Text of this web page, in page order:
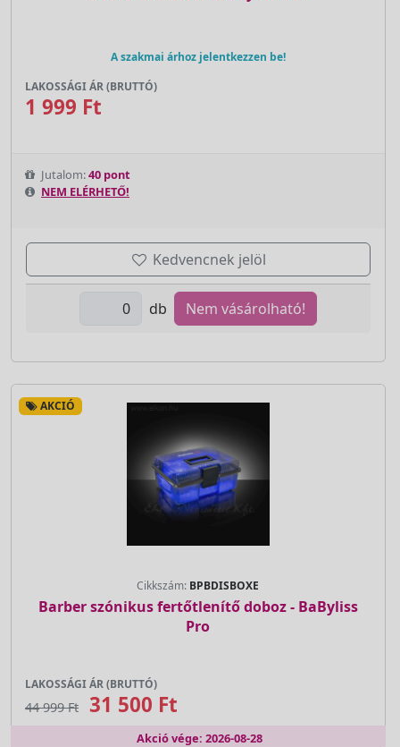
A szakmai árhoz jelentkezzen be!
LAKOSSÁGI ÁR (BRUTTÓ)
1 999 Ft
Jutalom:40 pont
NEM ELÉRHETŐ!
Kedvencnek jelöl
db Nem vásárolható!
AKCIÓ
Cikkszám: BPBDISBOXE
Barber szónikus fertőtlenítő doboz - BaByliss
Pro
LAKOSSÁGI ÁR (BRUTTÓ)
44 999 Ft 31 500 Ft
Akció vége: 2026-08-28